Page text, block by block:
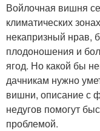
Войлочная вишня
климатических
некапризный нрав,
плодоношения и
ягод. Но какой бы
дачникам нужно
вишни, описание с
недугов помогут
проблемой.